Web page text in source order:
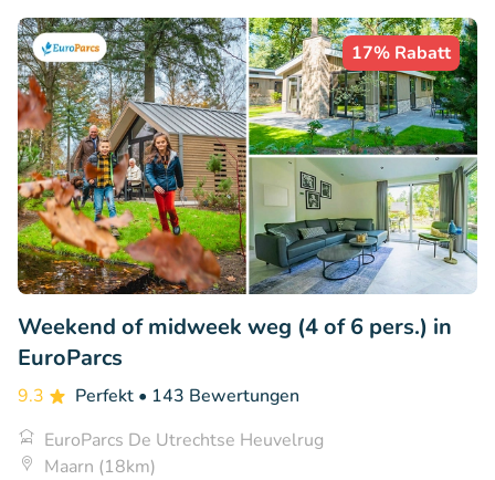
17% Rabatt
Weekend of midweek weg (4 of 6 pers.) in
EuroParcs
9.3 Perfekt • 143 Bewertungen
EuroParcs De Utrechtse Heuvelrug
Maarn (18km)